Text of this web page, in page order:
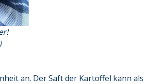
an. Der Saft der Kartoffel kann als